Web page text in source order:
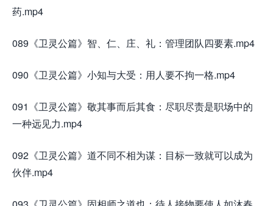
药.mp4
089《卫灵公篇》智、仁、庄、礼：管理团队四要素.mp4
090《卫灵公篇》小知与大受：用人要不拘一格.mp4
091《卫灵公篇》敬其事而后其食：尽职尽责是职场中的
一种远见力.mp4
092《卫灵公篇》道不同不相为谋：目标一致就可以成为
伙伴.mp4